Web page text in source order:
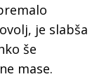
je slabša
še
mase.